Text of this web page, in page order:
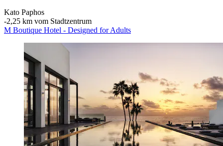
Kato Paphos
‐2,25 km vom Stadtzentrum
M Boutique Hotel - Designed for Adults